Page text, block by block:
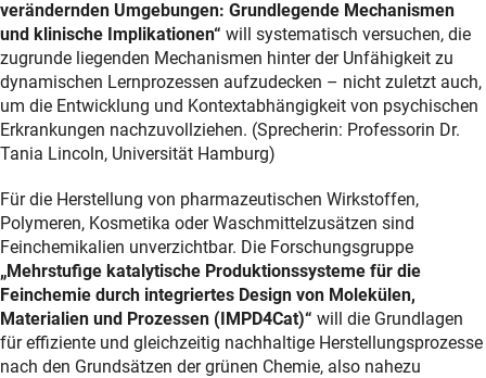
verändernden Umgebungen: Grundlegende Mechanismen
und klinische Implikationen“ will systematisch versuchen, die
zugrunde liegenden Mechanismen hinter der Unfähigkeit zu
dynamischen Lernprozessen aufzudecken – nicht zuletzt auch,
um die Entwicklung und Kontextabhängigkeit von psychischen
Erkrankungen nachzuvollziehen. (Sprecherin: Professorin Dr.
Tania Lincoln, Universität Hamburg)
Für die Herstellung von pharmazeutischen Wirkstoffen,
Polymeren, Kosmetika oder Waschmittelzusätzen sind
Feinchemikalien unverzichtbar. Die Forschungsgruppe
„Mehrstufige katalytische Produktionssysteme für die
Feinchemie durch integriertes Design von Molekülen,
Materialien und Prozessen (IMPD4Cat)“ will die Grundlagen
für effiziente und gleichzeitig nachhaltige Herstellungsprozesse
nach den Grundsätzen der grünen Chemie, also nahezu